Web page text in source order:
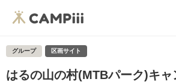
グループ 区画サイト
はるの山の村(MTBパーク)キ